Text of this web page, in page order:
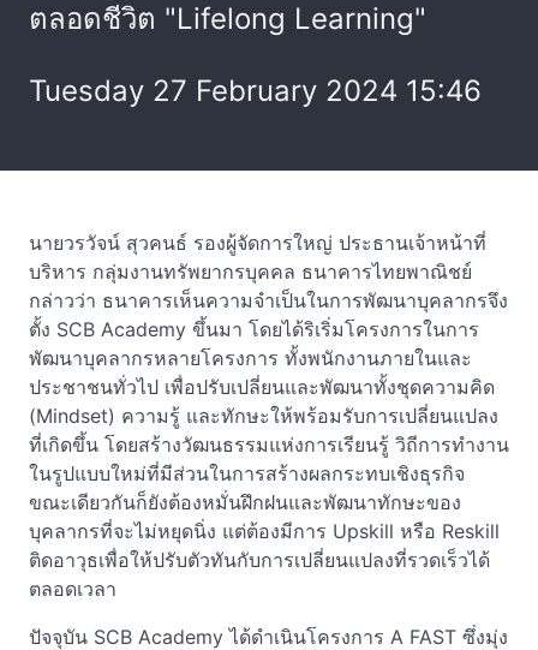
ตลอดชีวิต "Lifelong Learning"
Tuesday 27 February 2024 15:46
นายวรวัจน์ สุวคนธ์ รองผู้จัดการใหญ่ ประธานเจ้าหน้าที่
บริหาร กลุ่มงานทรัพยากรบุคคล ธนาคารไทยพาณิชย์
กล่าวว่า ธนาคารเห็นความจำเป็นในการพัฒนาบุคลากรจึง
ตั้ง SCB Academy ขึ้นมา โดยได้ริเริ่มโครงการในการ
พัฒนาบุคลากรหลายโครงการ ทั้งพนักงานภายในและ
ประชาชนทั่วไป เพื่อปรับเปลี่ยนและพัฒนาทั้งชุดความคิด
(Mindset) ความรู้ และทักษะให้พร้อมรับการเปลี่ยนแปลง
ที่เกิดขึ้น โดยสร้างวัฒนธรรมแห่งการเรียนรู้ วิถีการทำงาน
ในรูปแบบใหม่ที่มีส่วนในการสร้างผลกระทบเชิงธุรกิจ
ขณะเดียวกันก็ยังต้องหมั่นฝึกฝนและพัฒนาทักษะของ
บุคลากรที่จะไม่หยุดนิ่ง แต่ต้องมีการ Upskill หรือ Reskill
ติดอาวุธเพื่อให้ปรับตัวทันกับการเปลี่ยนแปลงที่รวดเร็วได้
ตลอดเวลา
ปัจจุบัน SCB Academy ได้ดำเนินโครงการ A FAST ซึ่งมุ่ง